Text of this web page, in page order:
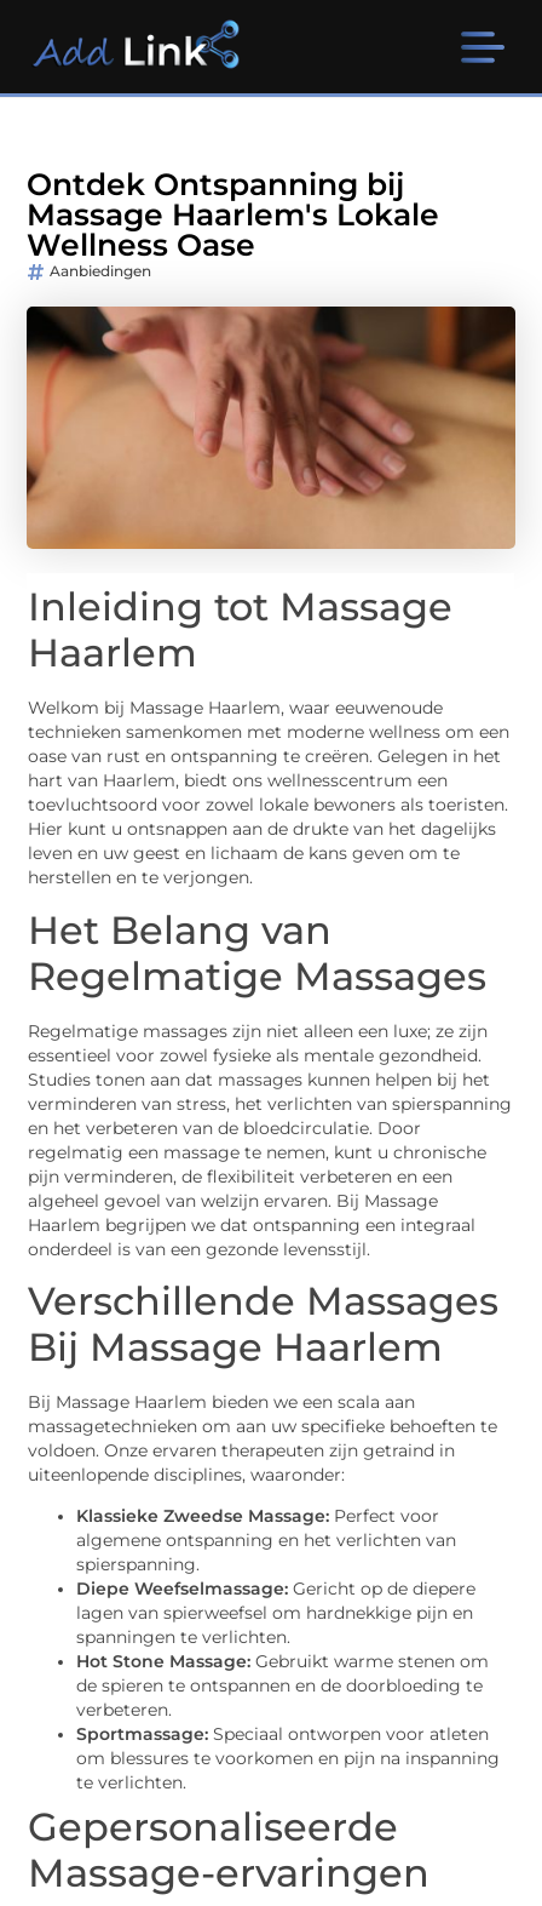
Ontdek Ontspanning bij
Massage Haarlem's Lokale
Wellness Oase
Aanbiedingen
Inleiding tot Massage
Haarlem
Welkom bij Massage Haarlem, waar eeuwenoude
technieken samenkomen met moderne wellness om een
oase van rust en ontspanning te creëren. Gelegen in het
hart van Haarlem, biedt ons wellnesscentrum een
toevluchtsoord voor zowel lokale bewoners als toeristen.
Hier kunt u ontsnappen aan de drukte van het dagelijks
leven en uw geest en lichaam de kans geven om te
herstellen en te verjongen.
Het Belang van
Regelmatige Massages
Regelmatige massages zijn niet alleen een luxe; ze zijn
essentieel voor zowel fysieke als mentale gezondheid.
Studies tonen aan dat massages kunnen helpen bij het
verminderen van stress, het verlichten van spierspanning
en het verbeteren van de bloedcirculatie. Door
regelmatig een massage te nemen, kunt u chronische
pijn verminderen, de flexibiliteit verbeteren en een
algeheel gevoel van welzijn ervaren. Bij Massage
Haarlem begrijpen we dat ontspanning een integraal
onderdeel is van een gezonde levensstijl.
Verschillende Massages
Bij Massage Haarlem
Bij Massage Haarlem bieden we een scala aan
massagetechnieken om aan uw specifieke behoeften te
voldoen. Onze ervaren therapeuten zijn getraind in
uiteenlopende disciplines, waaronder:
Klassieke Zweedse Massage: Perfect voor
algemene ontspanning en het verlichten van
spierspanning.
Diepe Weefselmassage: Gericht op de diepere
lagen van spierweefsel om hardnekkige pijn en
spanningen te verlichten.
Hot Stone Massage: Gebruikt warme stenen om
de spieren te ontspannen en de doorbloeding te
verbeteren.
Sportmassage: Speciaal ontworpen voor atleten
om blessures te voorkomen en pijn na inspanning
te verlichten.
Gepersonaliseerde
Massage-ervaringen